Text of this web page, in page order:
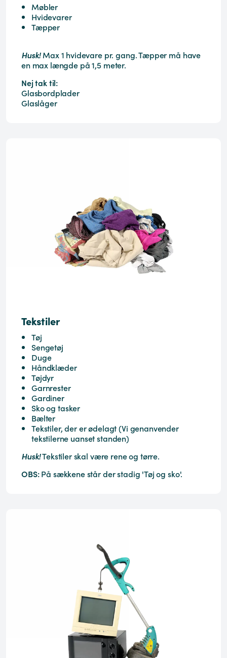
Møbler
Hvidevarer
Tæpper
Husk!Max 1 hvidevare pr. gang. Tæpper må have
en max længde på 1,5 meter.
Nej tak til:
Glasbordplader
Glaslåger
Tekstiler
Tøj
Sengetøj
Duge
Håndklæder
Tøjdyr
Garnrester
Gardiner
Sko og tasker
Bælter
Tekstiler, der er ødelagt (Vi genanvender
tekstilerne uanset standen)
Husk!Tekstiler skal være rene og tørre.
OBS:På sækkene står der stadig 'Tøj og sko'.